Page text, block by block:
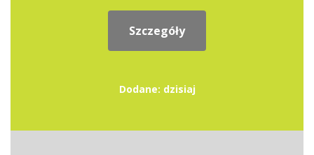
Szczegóły
Dodane: dzisiaj